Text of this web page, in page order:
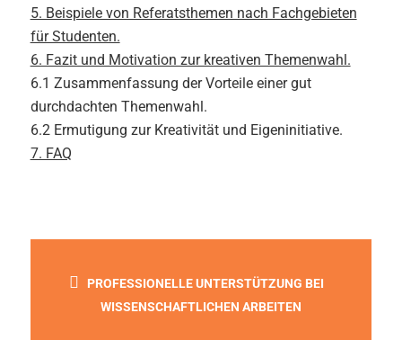
5. Beispiele von Referatsthemen nach Fachgebieten
für Studenten.
6. Fazit und Motivation zur kreativen Themenwahl.
6.1 Zusammenfassung der Vorteile einer gut
durchdachten Themenwahl.
6.2 Ermutigung zur Kreativität und Eigeninitiative.
7. FAQ
PROFESSIONELLE UNTERSTÜTZUNG BEI
WISSENSCHAFTLICHEN ARBEITEN